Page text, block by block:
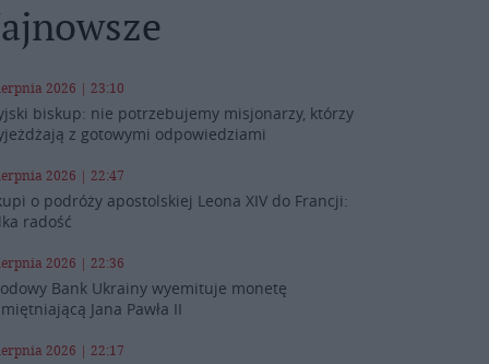
2026 | 23:10
biskup: nie potrzebujemy misjonarzy, którzy
z gotowymi odpowiedziami
2026 | 22:47
o podróży apostolskiej Leona XIV do Francji:
radość
2026 | 22:36
Bank Ukrainy wyemituje monetę
Jana Pawła II
2026 | 22:17